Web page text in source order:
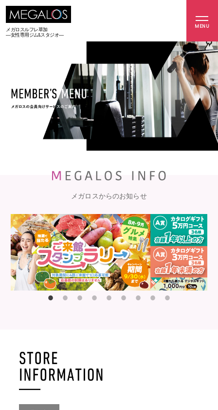
メガロスルフレ草加
―女性専用ジム&スタジオ―
MENU
メガロスからのお知らせ